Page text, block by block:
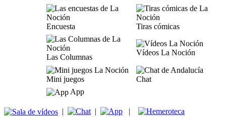
Encuesta Tiras cómicas
Las Columnas
Vídeos La Noción
Mini juegos
Chat
App
| | |